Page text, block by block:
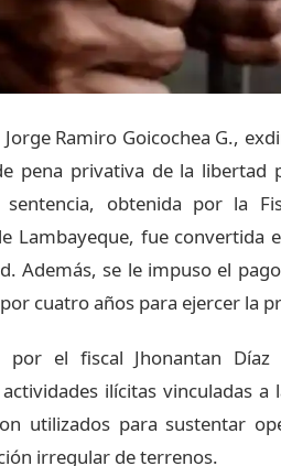
Ramiro Goicochea G.,
pena privativa de la libertad
obtenida por la
Lambayeque, fue convertida
Además, se le impuso el
cuatro años para ejercer la
por el fiscal Jhonantan
ilícitas vinculadas a
utilizados para sustentar
irregular de terrenos.